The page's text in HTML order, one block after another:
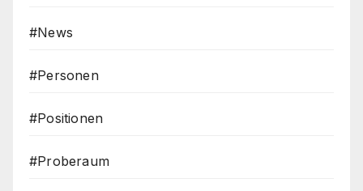
#News
#Personen
#Positionen
#Proberaum